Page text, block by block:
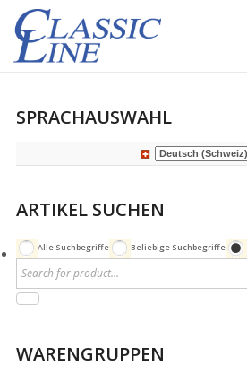
SPRACHAUSWAHL
ARTIKEL SUCHEN
Alle Suchbegriffe Beliebige Suchbegriffe
WARENGRUPPEN